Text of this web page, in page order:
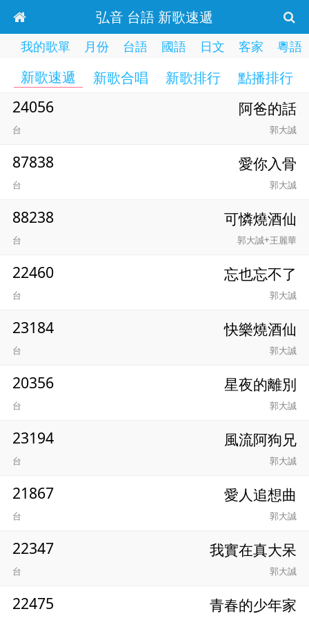
弘音 台語 新歌速遞
我的歌單 月份 台語 國語 日文 客家 粵語
新歌速遞 新歌合唱 新歌排行 點播排行
24056 阿爸的話
台 郭大誠
87838 愛你入骨
台 郭大誠
88238 可憐燒酒仙
台 郭大誠+王麗華
22460 忘也忘不了
台 郭大誠
23184 快樂燒酒仙
台 郭大誠
20356 星夜的離別
台 郭大誠
23194 風流阿狗兄
台 郭大誠
21867 愛人追想曲
台 郭大誠
22347 我實在真大呆
台 郭大誠
22475 青春的少年家